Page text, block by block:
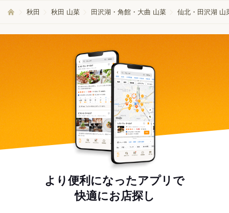
秋田 秋田 山菜 田沢湖・角館・大曲 山菜 仙北・田沢湖 山
より便利になったアプリで
快適にお店探し